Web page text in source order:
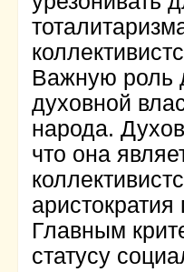
Важную роль
духовной
народа.
что она
Главным
статусу